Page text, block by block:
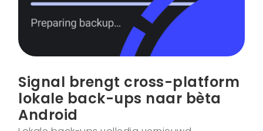
Signal brengt cross-platform
lokale back-ups naar bèta
Android